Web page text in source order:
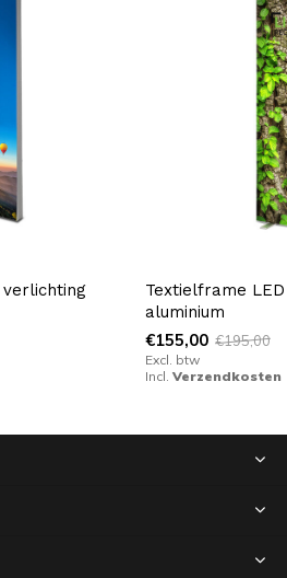
Textielframe
aluminium
€155,00 €195,00
Excl. btw
Incl. Verzendkosten